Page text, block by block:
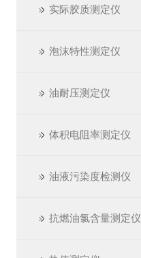
实际胶质测定仪
泡沫特性测定仪
油耐压测定仪
体积电阻率测定仪
油液污染度检测仪
抗燃油氯含量测定仪